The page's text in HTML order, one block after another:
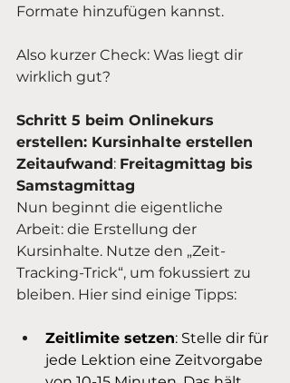
Formate hinzufügen kannst.
Also kurzer Check: Was liegt dir
wirklich gut?
Schritt 5 beim Onlinekurs
erstellen: Kursinhalte erstellen
Zeitaufwand: Freitagmittag bis
Samstagmittag
Nun beginnt die eigentliche
Arbeit: die Erstellung der
Kursinhalte. Nutze den „Zeit-
Tracking-Trick“, um fokussiert zu
bleiben. Hier sind einige Tipps:
Zeitlimite setzen: Stelle dir für
jede Lektion eine Zeitvorgabe